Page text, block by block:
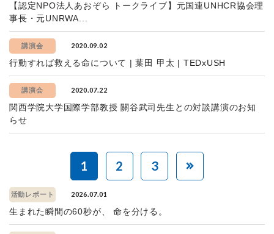
【認定NPO法人あおぞら トークライブ】元国連UNHCR協会理
事長・元UNRWA...
講演会 2020.09.02
行動すれば救える命について | 葉田 甲太 | TEDxUSH
講演会 2020.07.22
関西学院大学国際学部教授 關谷武司先生との対談講演のお知
らせ
1 2 3
活動レポート 2026.07.01
生まれた瞬間の60秒が、 命を分ける。